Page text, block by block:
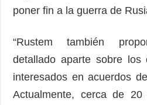
poner fin a la guerra de
“Rustem también
detallado aparte sobre los
interesados ​​en acuerdos
Actualmente, cerca de